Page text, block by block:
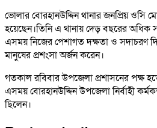
ভোলার বোরহানউদ্দিন থানার জনপ্রিয় ওসি
হয়েছেন।তিনি এ থানায় দেড় বছরের অধিক
এসময় নিজের পেশাগত দক্ষতা ও সদাচরণ
মানুষের প্রশংসা অর্জন করেন।
গতকাল রবিবার উপজেলা প্রশাসনের পক্ষ
এসময় বোরহানউদ্দিন উপজেলা নির্বাহী
ছিলেন।